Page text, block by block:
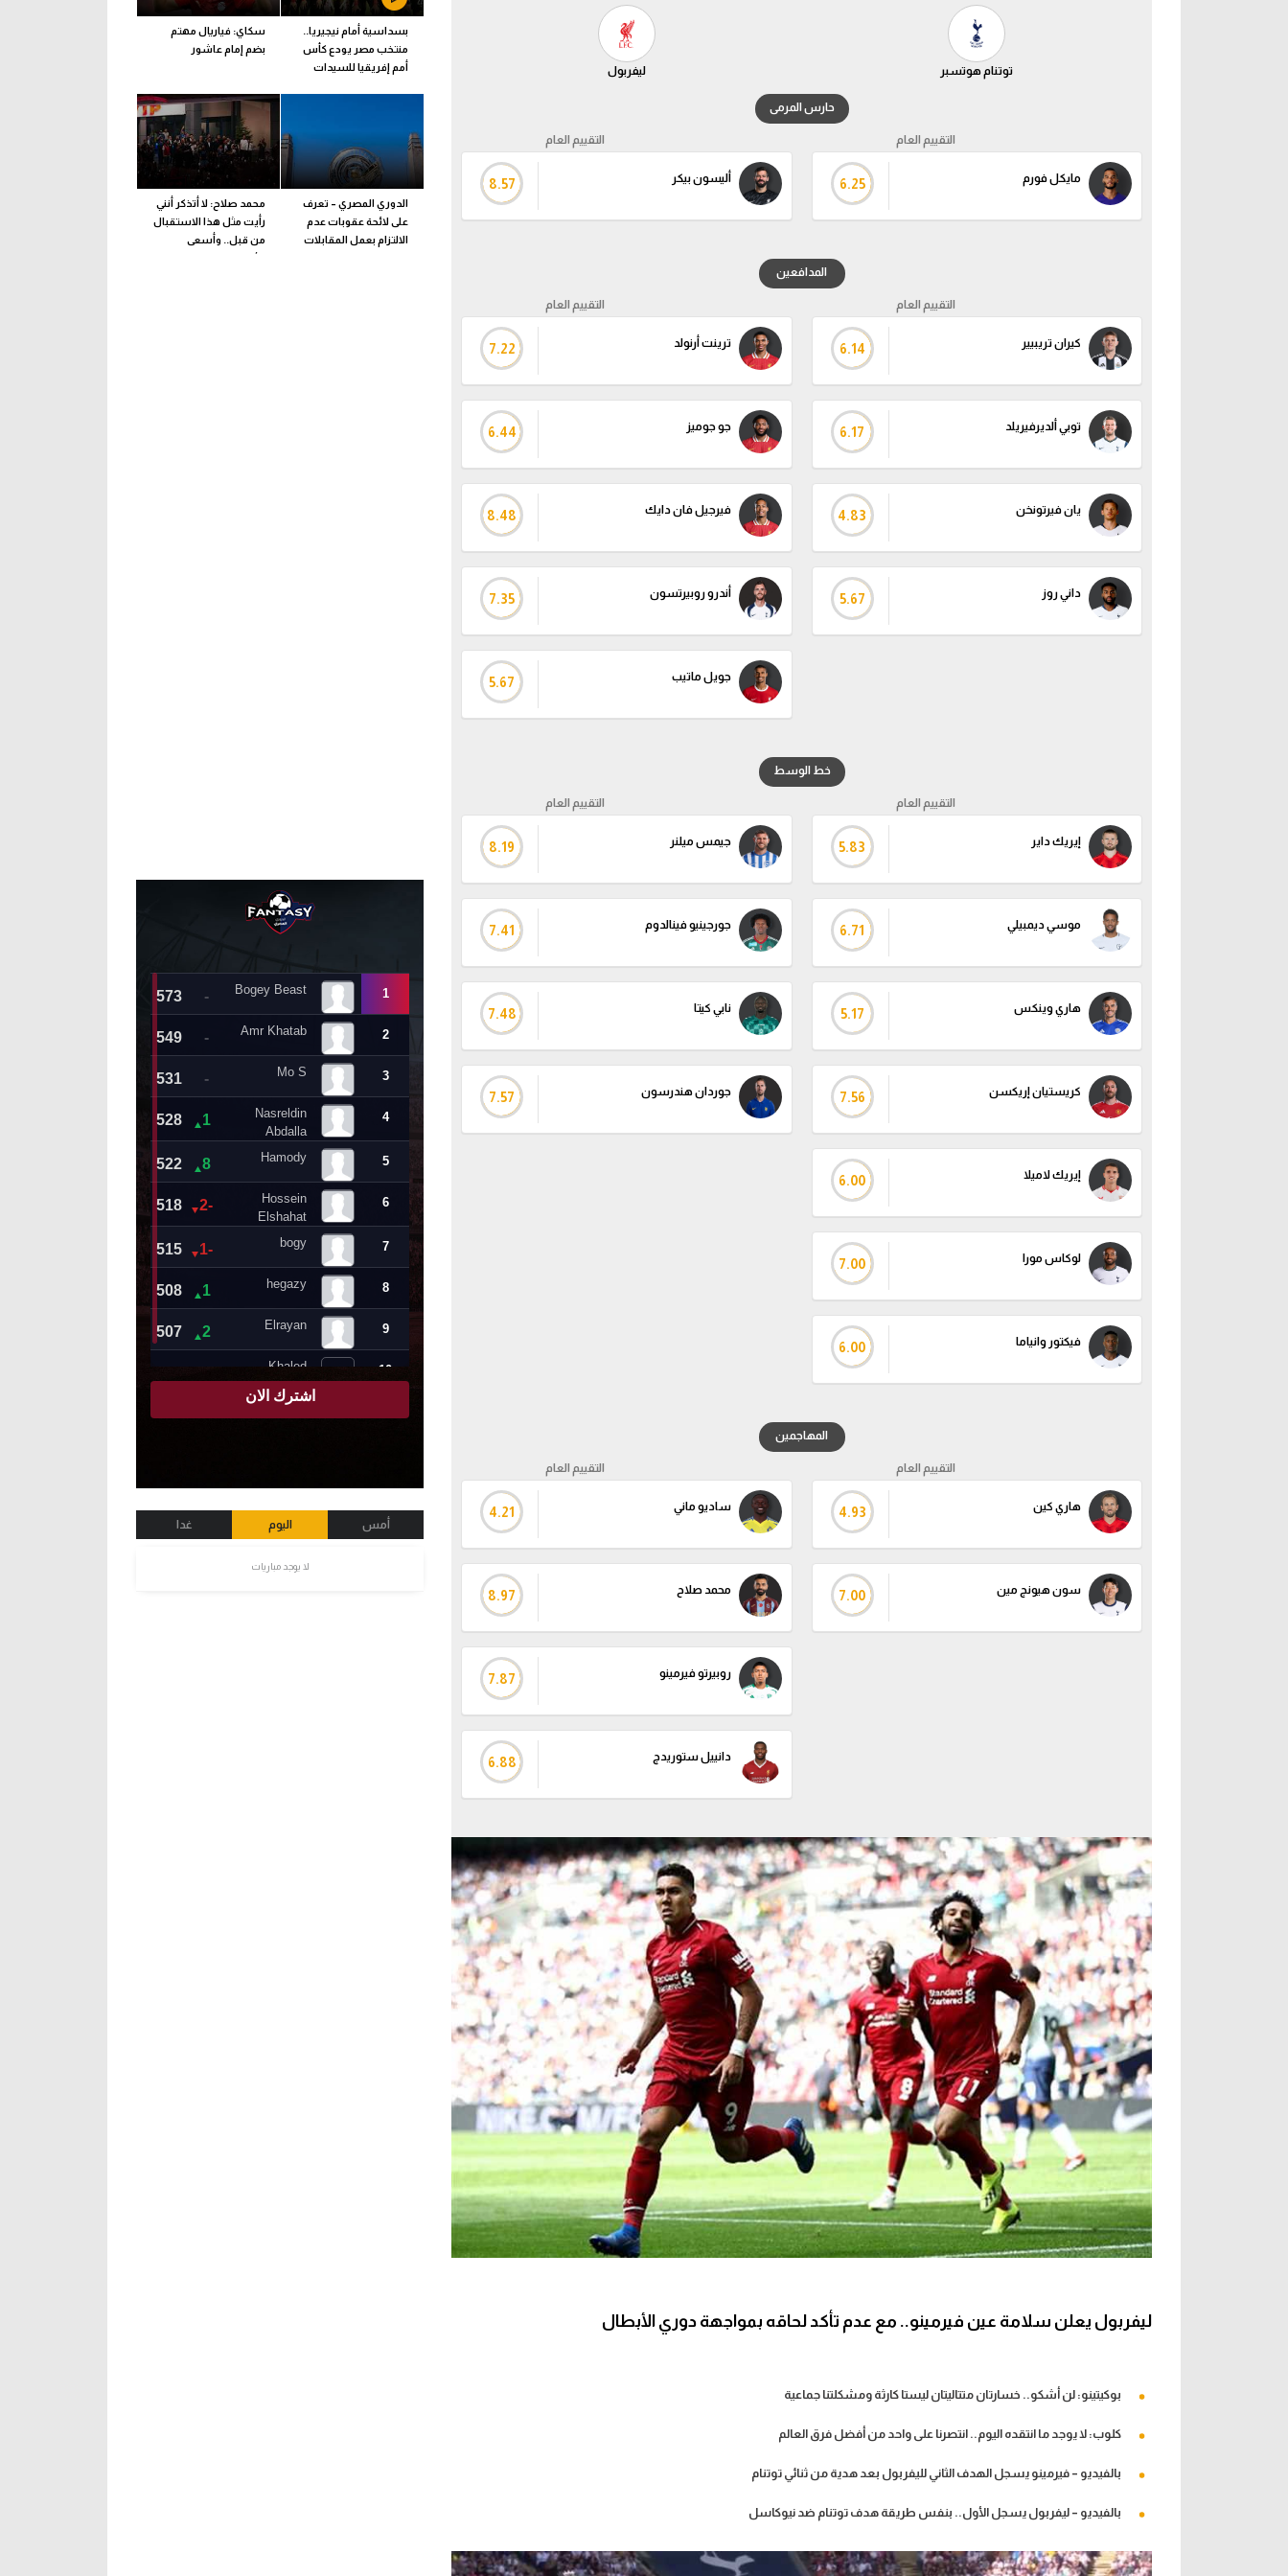
توتنام هوتسبر
حارس المرمى
التقييم العام
مايكل فورم 6.25
ليفربول
التقييم العام
أليسون بيكر 8.57
المدافعين
التقييم العام
كيران تريبيير 6.14
توبي ألديرفيريلد 6.17
يان فيرتونخن 4.83
داني روز 5.67
التقييم العام
ترينت أرنولد 7.22
جو جوميز 6.44
فيرجيل فان دايك 8.48
أندرو روبيرتسون 7.35
جويل ماتيب 5.67
خط الوسط
التقييم العام
إيريك داير 5.83
موسي ديمبيلي 6.71
هاري وينكس 5.17
كريستيان إريكسن 7.56
إيريك لاميلا 6.00
لوكاس مورا 7.00
فيكتور وانياما 6.00
التقييم العام
جيمس ميلنر 8.19
جورجينيو فينالدوم 7.41
نابي كيتا 7.48
جوردان هندرسون 7.57
المهاجمين
التقييم العام
هاري كين 4.93
سون هيونج مين 7.00
التقييم العام
ساديو ماني 4.21
محمد صلاح 8.97
روبيرتو فيرمينو 7.87
دانييل ستوريدج 6.88
ليفربول يعلن سلامة عين فيرمينو.. مع عدم تأكد لحاقه بمواجهة دوري الأبطال
بوكيتينو: لن أشكو.. خسارتان متتاليتان ليستا كارثة ومشكلتنا جماعية
كلوب: لا يوجد ما انتقده اليوم.. انتصرنا على واحد من أفضل فرق العالم
بالفيديو – فيرمينو يسجل الهدف الثاني لليفربول بعد هدية من ثنائي توتنام
بالفيديو – ليفربول يسجل الأول.. بنفس طريقة هدف توتنام ضد نيوكاسل
بسداسية أمام نيجيريا..
منتخب مصر يودع كأس
أمم إفريقيا للسيدات
سكاي: فياريال مهتم
بضم إمام عاشور
الدوري المصري – تعرف
على لائحة عقوبات عدم
الالتزام بعمل المقابلات
محمد صلاح: لا أتذكر أنني
رأيت مثل هذا الاستقبال
من قبل.. وأسعى
للألقاب مع الفريق
أمس اليوم غدا
لا يوجد مباريات